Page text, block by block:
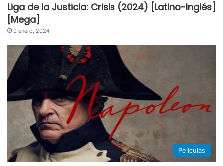
Liga de la Justicia: Crisis (2024) [Latino-Inglés]
[Mega]
9 enero, 2024
Películas